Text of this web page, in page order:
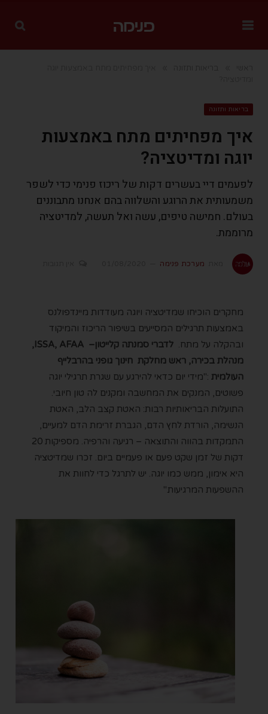
בריאות ותזונה
איך מפחיתים מתח באמצעות
יוגה ומדיטציה?
לפעמים דיי בעשרים דקות של ריכוז פנימי כדי לשפר
משמעותית את הרוגע והשלווה בהם אנחנו מתבוננים
בעולם. חמישה טיפים, עשה ואל תעשה, למדיטציה
מרוממת.
מערכת פנימה
מחקרים הוכיחו שמדיטציה ויוגה מעודדות מיינדפולנס
באמצעות תרגילים המסייעים בשיפור הריכוז והמיקוד
ובהקלה על מתח. לדברי סמנתה קלייטון– ISSA, AFAA
,
מנהלת בכירה, ראש מחלקת חינוך גופני בהרבלייף
העולמית :"מידי יום כדאי להירגע עם שגרת תרגילי יוגה
פשוטים, המנקים את המחשבה ומקנים לה טון חיובי.
התועלות הבריאותיות רבות: האטת קצב הלב, האטת
הנשימה, הורדת לחץ הדם, הגברת זרימת הדם למעיים,
התמקדות בהווה והתוצאה – רגיעה והרפיה. מספיקות 20
דקות של זמן שקט פעם או פעמיים ביום. זכרו שמדיטציה
היא אימון, ממש כמו יוגה. יש לתרגל כדי לחוות את
ההשפעות המרגיעות."